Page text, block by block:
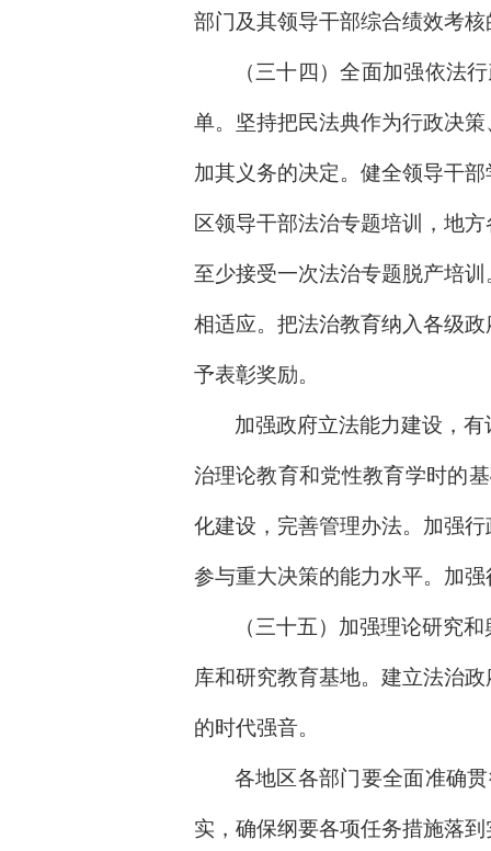
部门及其领导干部综合绩效考
（三十四）全面加强依法
单。坚持把民法典作为行政决
加其义务的决定。健全领导干
区领导干部法治专题培训，地
至少接受一次法治专题脱产培
相适应。把法治教育纳入各级
予表彰奖励。
加强政府立法能力建设，
治理论教育和党性教育学时的
化建设，完善管理办法。加强
参与重大决策的能力水平。加
（三十五）加强理论研究
库和研究教育基地。建立法治
的时代强音。
各地区各部门要全面准确
实，确保纲要各项任务措施落到